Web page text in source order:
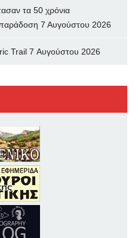
τα 50 χρόνια
7 Αυγούστου 2026
Trail 7 Αυγούστου 2026